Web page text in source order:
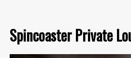
Spincoaster Private